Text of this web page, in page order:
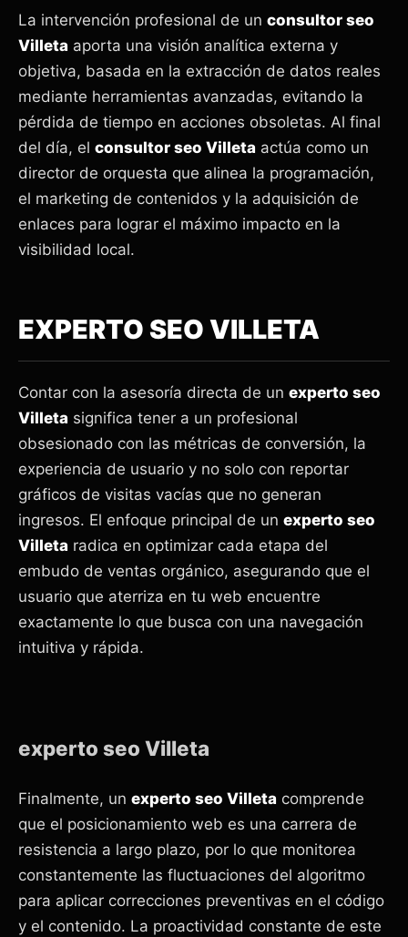
La intervención profesional de un consultor seo
Villeta aporta una visión analítica externa y
objetiva, basada en la extracción de datos reales
mediante herramientas avanzadas, evitando la
pérdida de tiempo en acciones obsoletas. Al final
del día, el consultor seo Villeta actúa como un
director de orquesta que alinea la programación,
el marketing de contenidos y la adquisición de
enlaces para lograr el máximo impacto en la
visibilidad local.
EXPERTO SEO VILLETA
Contar con la asesoría directa de un experto seo
Villeta significa tener a un profesional
obsesionado con las métricas de conversión, la
experiencia de usuario y no solo con reportar
gráficos de visitas vacías que no generan
ingresos. El enfoque principal de un experto seo
Villeta radica en optimizar cada etapa del
embudo de ventas orgánico, asegurando que el
usuario que aterriza en tu web encuentre
exactamente lo que busca con una navegación
intuitiva y rápida.
experto seo Villeta
Finalmente, un experto seo Villeta comprende
que el posicionamiento web es una carrera de
resistencia a largo plazo, por lo que monitorea
constantemente las fluctuaciones del algoritmo
para aplicar correcciones preventivas en el código
y el contenido. La proactividad constante de este